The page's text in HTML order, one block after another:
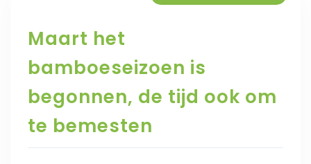
Maart het
bamboeseizoen is
begonnen, de tijd ook om
te bemesten